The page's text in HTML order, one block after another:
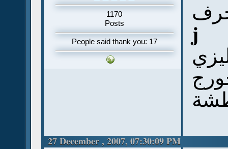
1170
Posts
People said thank you: 17
j
27 December , 2007, 07:30:09 PM